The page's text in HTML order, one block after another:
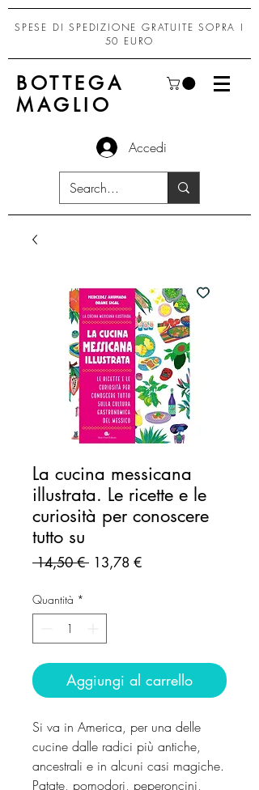
SPESE DI SPEDIZIONE GRATUITE SOPRA I
50 EURO
BOTTEGA
MAGLIO
Accedi
La cucina messicana
illustrata. Le ricette e le
curiosità per conoscere
tutto su
14,50 € Prezzo
13,78 €Prezzo
Quantità *
Aggiungi al carrello
Si va in America, per una delle
cucine dalle radici più antiche,
ancestrali e in alcuni casi magiche.
Patate, pomodori, peperoncini,